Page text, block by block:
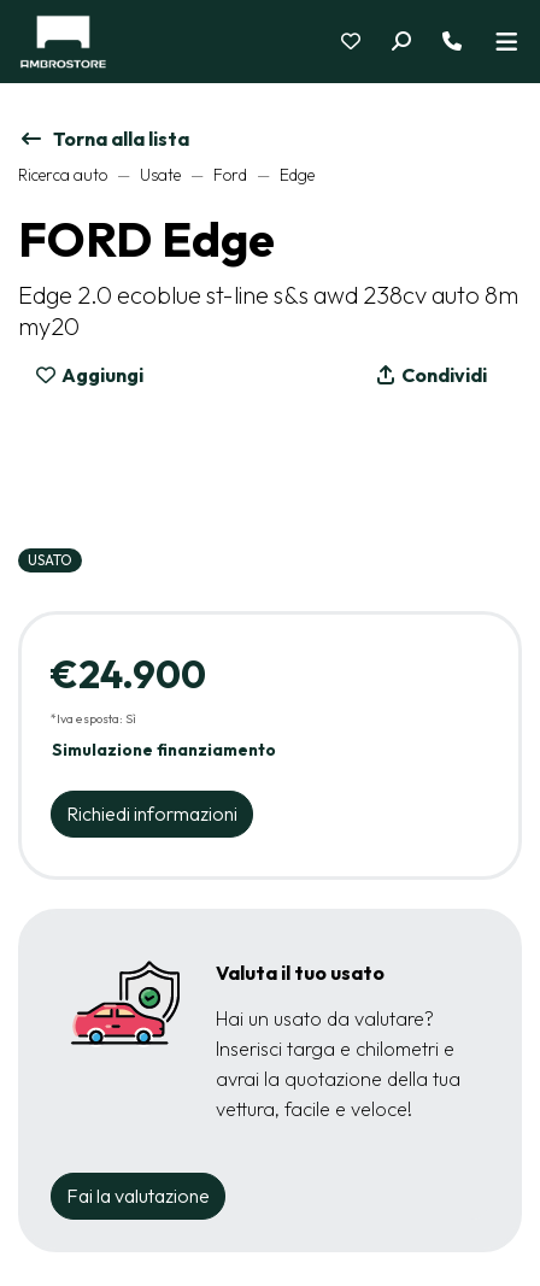
Torna alla lista
Ricerca auto Usate Ford Edge
FORD Edge
Edge 2.0 ecoblue st-line s&s awd 238cv auto 8m
my20
Aggiungi Condividi
USATO
€24.900
*Iva esposta: Sì
Simulazione finanziamento
Richiedi informazioni
Valuta il tuo usato
Hai un usato da valutare?
Inserisci targa e chilometri e
avrai la quotazione della tua
vettura, facile e veloce!
Fai la valutazione